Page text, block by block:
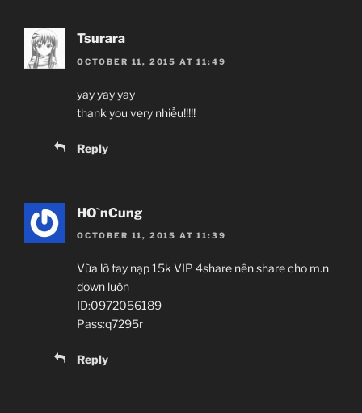
Tsurara
OCTOBER 11, 2015 AT 11:49
yay yay yay
thank you very nhiều!!!!!
Reply
HO`nCung
OCTOBER 11, 2015 AT 11:39
Vừa lỡ tay nạp 15k VIP 4share nên share cho m.n
down luôn
ID:0972056189
Pass:q7295r
Reply